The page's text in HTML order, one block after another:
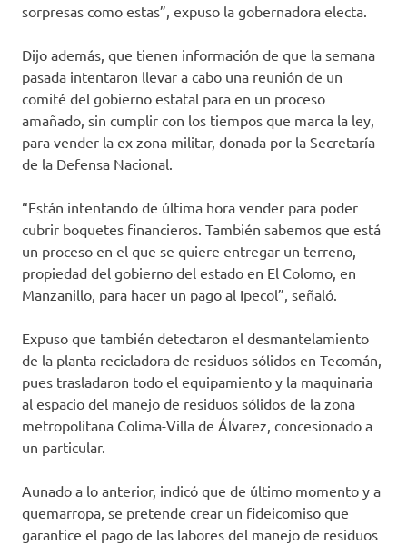
sorpresas como estas”, expuso la gobernadora electa.
Dijo además, que tienen información de que la semana
pasada intentaron llevar a cabo una reunión de un
comité del gobierno estatal para en un proceso
amañado, sin cumplir con los tiempos que marca la ley,
para vender la ex zona militar, donada por la Secretaría
de la Defensa Nacional.
“Están intentando de última hora vender para poder
cubrir boquetes financieros. También sabemos que está
un proceso en el que se quiere entregar un terreno,
propiedad del gobierno del estado en El Colomo, en
Manzanillo, para hacer un pago al Ipecol”, señaló.
Expuso que también detectaron el desmantelamiento
de la planta recicladora de residuos sólidos en Tecomán,
pues trasladaron todo el equipamiento y la maquinaria
al espacio del manejo de residuos sólidos de la zona
metropolitana Colima-Villa de Álvarez, concesionado a
un particular.
Aunado a lo anterior, indicó que de último momento y a
quemarropa, se pretende crear un fideicomiso que
garantice el pago de las labores del manejo de residuos